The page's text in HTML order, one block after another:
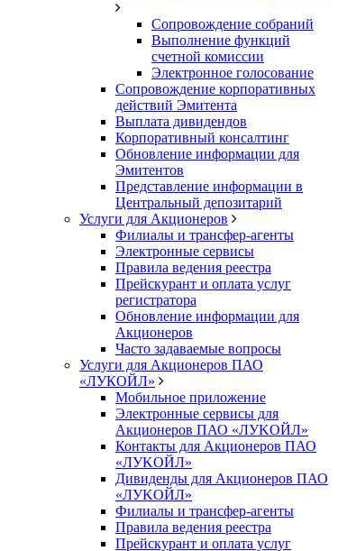
Сопровождение собраний
Выполнение функций
счетной комиссии
Электронное голосование
Сопровождение корпоративных
действий Эмитента
Выплата дивидендов
Корпоративный консалтинг
Обновление информации для
Эмитентов
Представление информации в
Центральный депозитарий
Услуги для Акционеров
Филиалы и трансфер-агенты
Электронные сервисы
Правила ведения реестра
Прейскурант и оплата услуг
регистратора
Обновление информации для
Акционеров
Часто задаваемые вопросы
Услуги для Акционеров ПАО
«ЛУКОЙЛ»
Мобильное приложение
Электронные сервисы для
Акционеров ПАО «ЛУKOЙЛ»
Контакты для Акционеров ПАО
«ЛУKOЙЛ»
Дивиденды для Акционеров ПАО
«ЛУKOЙЛ»
Филиалы и трансфер-агенты
Правила ведения реестра
Прейскурант и оплата услуг